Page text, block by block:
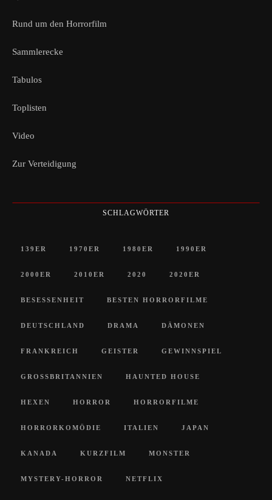
Rund um den Horrorfilm
Sammlerecke
Tabulos
Toplisten
Video
Zur Verteidigung
SCHLAGWÖRTER
139ER 1970ER 1980ER 1990ER
2000ER 2010ER 2020 2020ER
BESESSENHEIT BESTEN HORRORFILME
DEUTSCHLAND DRAMA DÄMONEN
FRANKREICH GEISTER GEWINNSPIEL
GROSSBRITANNIEN HAUNTED HOUSE
HEXEN HORROR HORRORFILME
HORRORKOMÖDIE ITALIEN JAPAN
KANADA KURZFILM MONSTER
MYSTERY-HORROR NETFLIX